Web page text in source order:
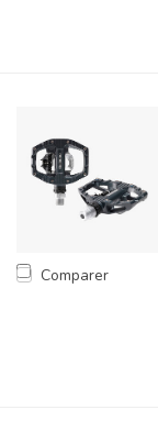
Comparer